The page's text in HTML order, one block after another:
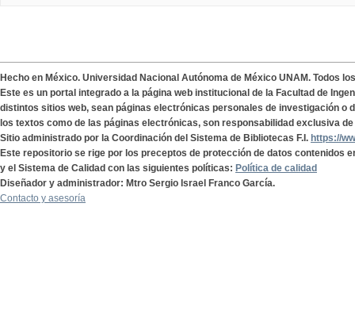
Hecho en México. Universidad Nacional Autónoma de México UNAM. Todos
Este es un portal integrado a la página web institucional de la Facultad de
distintos sitios web, sean páginas electrónicas personales de investigación o
los textos como de las páginas electrónicas, son responsabilidad exclusiva
Sitio administrado por la Coordinación del Sistema de Bibliotecas F.I. https://
Este repositorio se rige por los preceptos de protección de datos contenidos
y el Sistema de Calidad con las siguientes políticas: Política de calidad
Diseñador y administrador: Mtro Sergio Israel Franco García.
Contacto y asesoría